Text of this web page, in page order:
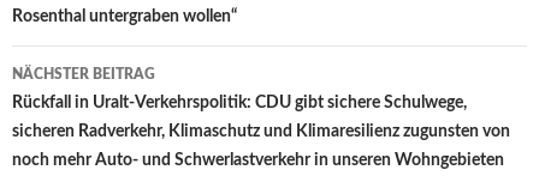
Rosenthal untergraben wollen“
NÄCHSTER BEITRAG
Rückfall in Uralt-Verkehrspolitik: CDU gibt sichere Schulwege,
sicheren Radverkehr, Klimaschutz und Klimaresilienz zugunsten von
noch mehr Auto- und Schwerlastverkehr in unseren Wohngebieten